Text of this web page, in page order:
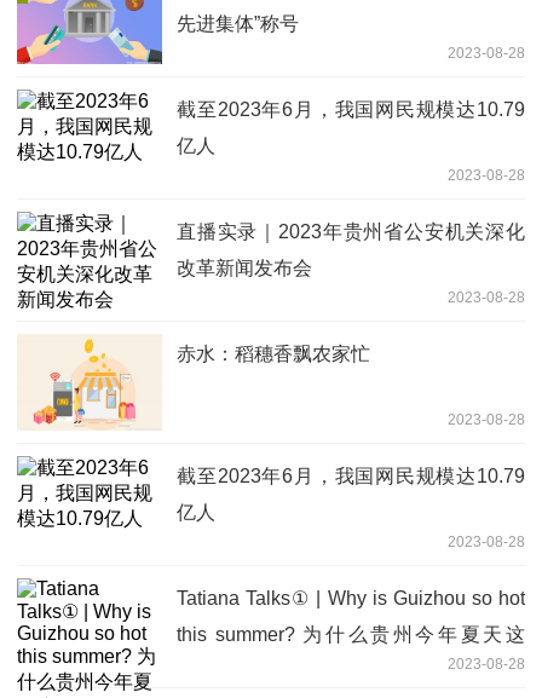
先进集体”称号
2023-08-28
截至2023年6月，我国网民规模达10.79
亿人
2023-08-28
直播实录｜2023年贵州省公安机关深化
改革新闻发布会
2023-08-28
赤水：稻穗香飘农家忙
2023-08-28
截至2023年6月，我国网民规模达10.79
亿人
2023-08-28
Tatiana Talks① | Why is Guizhou so hot
this summer? 为什么贵州今年夏天这
2023-08-28